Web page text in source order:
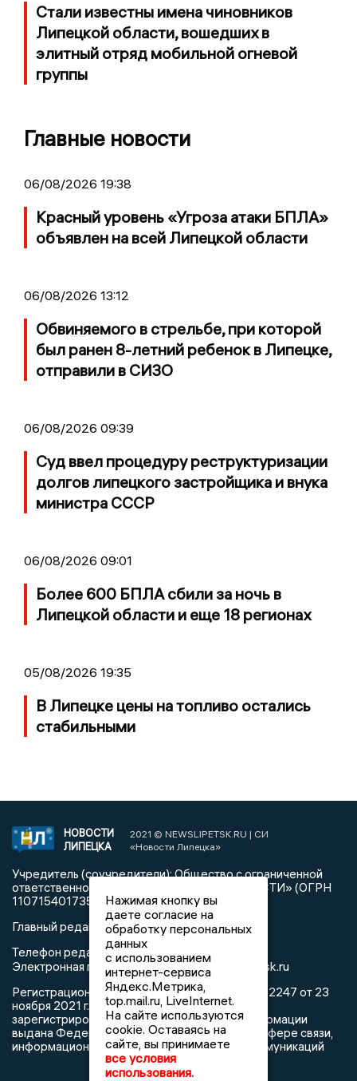
Стали известны имена чиновников
Липецкой области, вошедших в
элитный отряд мобильной огневой
группы
Главные новости
06/08/2026 19:38
Красный уровень «Угроза атаки БПЛА»
объявлен на всей Липецкой области
06/08/2026 13:12
Обвиняемого в стрельбе, при которой
был ранен 8-летний ребенок в Липецке,
отправили в СИЗО
06/08/2026 09:39
Суд ввел процедуру реструктуризации
долгов липецкого застройщика и внука
министра СССР
06/08/2026 09:01
Более 600 БПЛА сбили за ночь в
Липецкой области и еще 18 регионах
05/08/2026 19:35
В Липецке цены на топливо остались
стабильными
НОВОСТИ
ЛИПЕЦКА
2021 © NEWSLIPETSK.RU | СИ
«Новости Липецка»
Учредитель (соучредители): Общество с ограниченной
ответственностью «РЕГИОНАЛЬНЫЕ НОВОСТИ» (ОГРН
1107154017354)
Главный редактор: Герцог Е.Г.
Телефон редакции: +7 903 699 9427
Электронная почта редакции:info@newslipetsk.ru
Регистрационный номер: серия Эл № ФС77-82247 от 23
ноября 2021 г. согласно выписке из реестра
зарегистрированных средств массовой информации
выдана Федеральной службой по надзору в сфере связи,
информационных технологий и массовых коммуникаций
Нажимая кнопку вы
даете согласие на
обработку персональных
данных
с использованием
интернет-сервиса
Яндекс.Метрика,
top.mail.ru, LiveInternet.
На сайте используются
cookie. Оставаясь на
сайте, вы принимаете
все условия
использования.